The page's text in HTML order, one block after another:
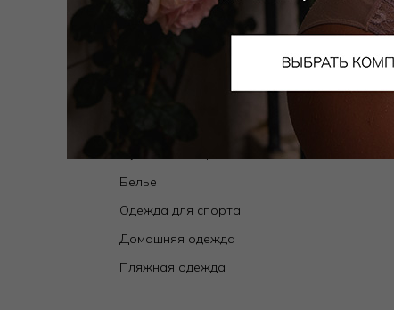
Каталог
Купальники
Белье
Одежда для спорта
Домашняя одежда
Пляжная одежда